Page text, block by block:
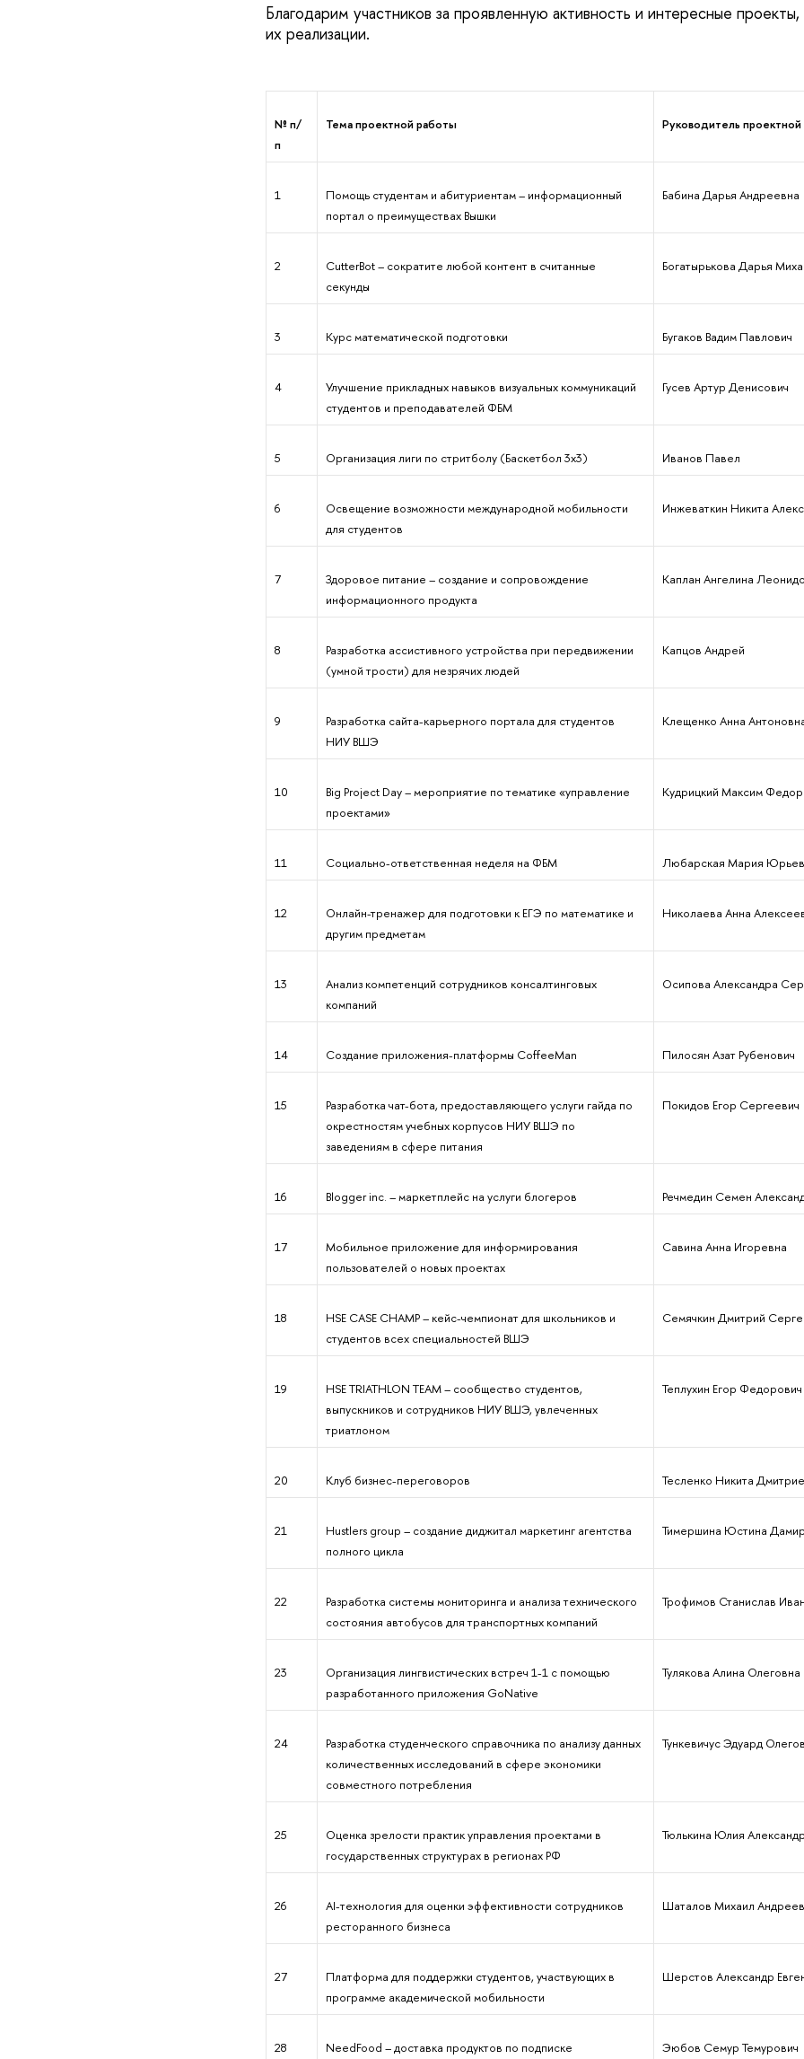
Благодарим участников за проявленную активность и интересные
их реализации.
№ п/
п
Тема проектной работы Руководитель проектной
1
Помощь студентам и абитуриентам – информационный
портал о преимуществах Вышки
Бабина Дарья Андреевна
2
CutterBot – сократите любой контент в считанные
секунды
Богатырькова Дарья
3 Курс математической подготовки Бугаков Вадим Павлович
4
Улучшение прикладных навыков визуальных коммуникаций
студентов и преподавателей ФБМ
Гусев Артур Денисович
5 Организация лиги по стритболу (Баскетбол 3х3) Иванов Павел
6
Освещение возможности международной мобильности
для студентов
Инжеваткин Никита
7
Здоровое питание – создание и сопровождение
информационного продукта
Каплан Ангелина
8
Разработка ассистивного устройства при передвижении
(умной трости) для незрячих людей
Капцов Андрей
9
Разработка сайта-карьерного портала для студентов
НИУ ВШЭ
Клещенко Анна
10
Big Project Day – мероприятие по тематике «управление
проектами»
Кудрицкий Максим
11 Социально-ответственная неделя на ФБМ Любарская Мария
12
Онлайн-тренажер для подготовки к ЕГЭ по математике и
другим предметам
Николаева Анна
13
Анализ компетенций сотрудников консалтинговых
компаний
Осипова Александра
14 Создание приложения-платформы CoffeeMan Пилосян Азат Рубенович
15
Разработка чат-бота, предоставляющего услуги гайда по
окрестностям учебных корпусов НИУ ВШЭ по
заведениям в сфере питания
Покидов Егор Сергеевич
16 Blogger inc. – маркетплейс на услуги блогеров Речмедин Семен
17
Мобильное приложение для информирования
пользователей о новых проектах
Савина Анна Игоревна
18
HSE CASE CHAMP – кейс-чемпионат для школьников и
студентов всех специальностей ВШЭ
Семячкин Дмитрий
19
HSE TRIATHLON TEAM – сообщество студентов,
выпускников и сотрудников НИУ ВШЭ, увлеченных
триатлоном
Теплухин Егор Федорович
20 Клуб бизнес-переговоров Тесленко Никита
21
Hustlers group – создание диджитал маркетинг агентства
полного цикла
Тимершина Юстина
22
Разработка системы мониторинга и анализа технического
состояния автобусов для транспортных компаний
Трофимов Станислав
23
Организация лингвистических встреч 1-1 с помощью
разработанного приложения GoNative
Тулякова Алина Олеговна
24
Разработка студенческого справочника по анализу данных
количественных исследований в сфере экономики
совместного потребления
Тункевичус Эдуард
25
Оценка зрелости практик управления проектами в
государственных структурах в регионах РФ
Тюлькина Юлия
26
AI-технология для оценки эффективности сотрудников
ресторанного бизнеса
Шаталов Михаил
27
Платформа для поддержки студентов, участвующих в
программе академической мобильности
Шерстов Александр
28 NeedFood – доставка продуктов по подписке Эюбов Семур Темурович